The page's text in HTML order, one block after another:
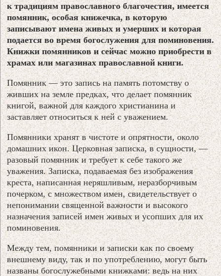
к традициям православного благочестия, имеется
помянник, особая книжечка, в которую
записывают имена живых и умерших и которая
подается во время богослужения для поминовения.
Книжки помянников и сейчас можно приобрести в
храмах или магазинах православной книги.
Помянник — это запись на память потомству о
живших на земле предках, что делает помянник
книгой, важной для каждого христианина и
заставляет относиться к ней с уважением.
Помянники хранят в чистоте и опрятности, около
домашних икон. Церковная записка, в сущности, —
разовый помянник и требует к себе такого же
уважения. Записка, подаваемая без изображения
креста, написанная неряшливым, неразборчивым
почерком, с множеством имен, свидетельствует о
непонимании священной важности и высокого
назначения записей имен живых и усопших для их
поминовения.
Между тем, помянники и записки как по своему
внешнему виду, так и по употреблению, могут быть
названы богослужебными книжками: ведь на них